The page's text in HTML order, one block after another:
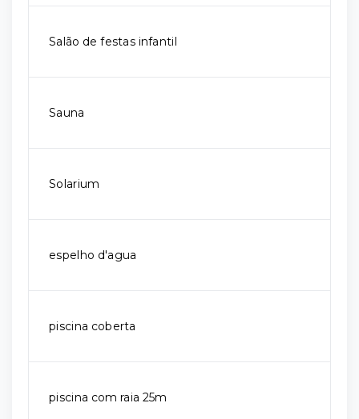
Salão de festas infantil
Sauna
Solarium
espelho d'agua
piscina coberta
piscina com raia 25m